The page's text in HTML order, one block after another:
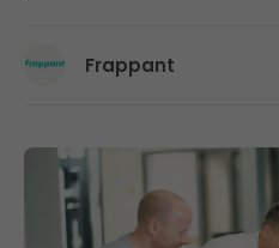
Frappant